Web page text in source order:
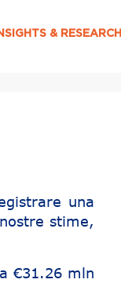
& RESEARCH
una
stime,
€31.26 mln